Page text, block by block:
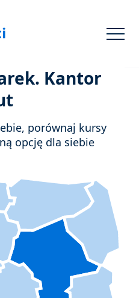
Kantor
porównaj kursy
opcję dla siebie